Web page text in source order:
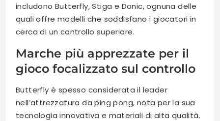
includono Butterfly, Stiga e Donic, ognuna delle
quali offre modelli che soddisfano i giocatori in
cerca di un controllo superiore.
Marche più apprezzate per il
gioco focalizzato sul controllo
Butterfly è spesso considerata il leader
nell’attrezzatura da ping pong, nota per la sua
tecnologia innovativa e materiali di alta qualità.